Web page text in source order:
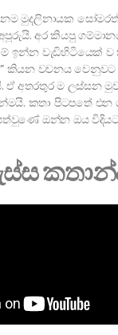
නම මුදලිනායක
අර කියපු
ඉන්න වැඩිහිටියෙක්
කියන වචනය
ඒ අතරතුර ම ලස්සන
කතා පිටපතේ එන
ඔන්න ඔය